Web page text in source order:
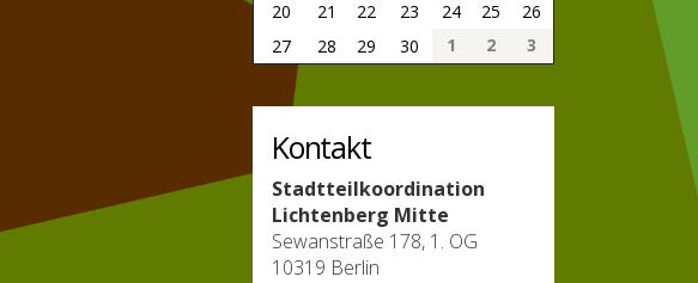
20
21 22 23 24 25
26
27
28 29 30 1 2 3
Kontakt
Stadtteilkoordination
Lichtenberg Mitte
Sewanstraße 178, 1. OG
10319 Berlin